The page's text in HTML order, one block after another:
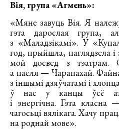
Вія, група «Агмень»:
«Мяне завуць Вія. Я
гэта дарослая група,
з «Маладзікамі». У
год, прыйшла, паглядзела і
мой досвед з
а пасля — Чарапахай.
з іншымі дзяўчатамі і
ў нас у канцы ўсё
і энергічна. Гэта класна
чагосьці вялікага. Хачу
на роднай мове».